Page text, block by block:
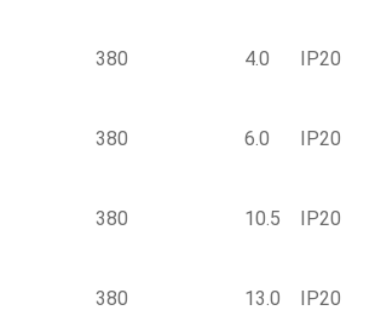
380 4.0 IP20
380 6.0 IP20
380 10.5 IP20
380 13.0 IP20